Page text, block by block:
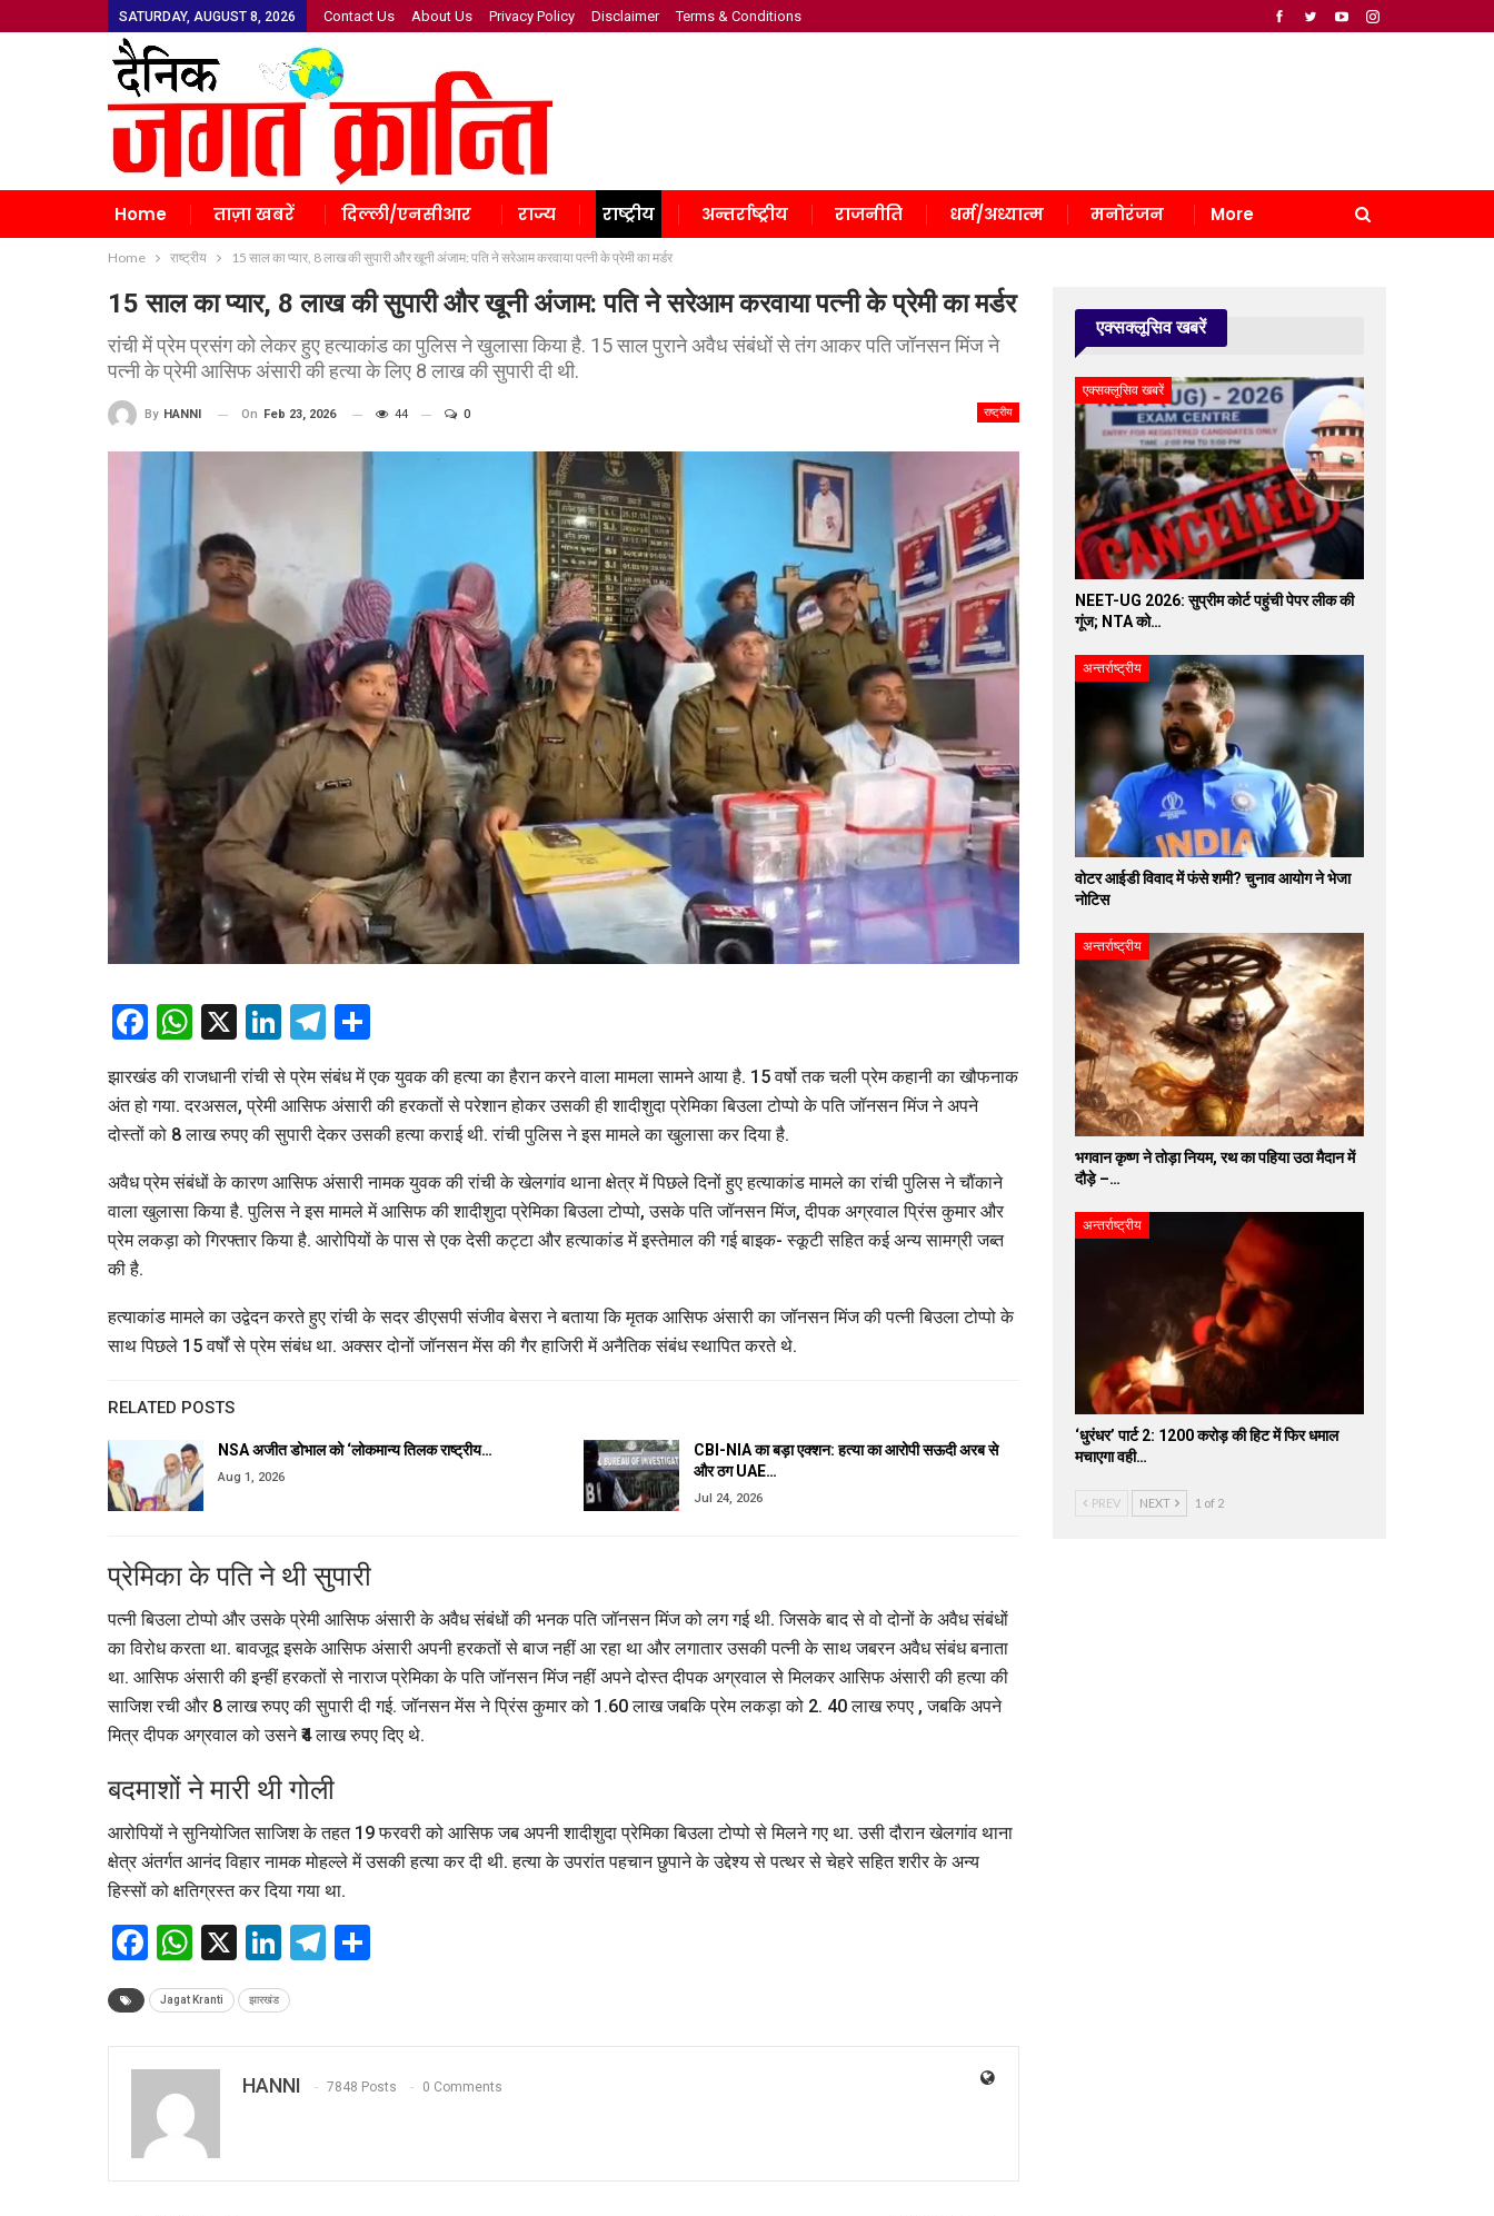
SATURDAY, AUGUST 8, 2026 Contact Us About Us Privacy Policy Disclaimer Terms & Conditions
Home ताज़ा खबरें दिल्ली/एनसीआर राज्य राष्ट्रीय अन्तर्राष्ट्रीय राजनीति धर्म/अध्यात्म मनोरंजन More
Home राष्ट्रीय 15 साल का प्यार, 8 लाख की सुपारी और खूनी अंजाम: पति ने सरेआम करवाया पत्नी के प्रेमी का मर्डर
15 साल का प्यार, 8 लाख की सुपारी और खूनी अंजाम: पति ने सरेआम करवाया पत्नी के प्रेमी का मर्डर
रांची में प्रेम प्रसंग को लेकर हुए हत्याकांड का पुलिस ने खुलासा किया है. 15 साल पुराने अवैध संबंधों से तंग आकर पति जॉनसन मिंज ने
पत्नी के प्रेमी आसिफ अंसारी की हत्या के लिए 8 लाख की सुपारी दी थी.
राष्ट्रीय
By HANNI On Feb 23, 2026 44 0
Facebook
WhatsApp
X LinkedIn
Telegram
झारखंड की राजधानी रांची से प्रेम संबंध में एक युवक की हत्या का हैरान करने वाला मामला सामने आया है. 15 वर्षो तक चली प्रेम कहानी का खौफनाक
अंत हो गया. दरअसल, प्रेमी आसिफ अंसारी की हरकतों से परेशान होकर उसकी ही शादीशुदा प्रेमिका बिउला टोप्पो के पति जॉनसन मिंज ने अपने
दोस्तों को 8 लाख रुपए की सुपारी देकर उसकी हत्या कराई थी. रांची पुलिस ने इस मामले का खुलासा कर दिया है.
अवैध प्रेम संबंधों के कारण आसिफ अंसारी नामक युवक की रांची के खेलगांव थाना क्षेत्र में पिछले दिनों हुए हत्याकांड मामले का रांची पुलिस ने चौंकाने
वाला खुलासा किया है. पुलिस ने इस मामले में आसिफ की शादीशुदा प्रेमिका बिउला टोप्पो, उसके पति जॉनसन मिंज, दीपक अग्रवाल प्रिंस कुमार और
प्रेम लकड़ा को गिरफ्तार किया है. आरोपियों के पास से एक देसी कट्टा और हत्याकांड में इस्तेमाल की गई बाइक- स्कूटी सहित कई अन्य सामग्री जब्त
की है.
हत्याकांड मामले का उद्वेदन करते हुए रांची के सदर डीएसपी संजीव बेसरा ने बताया कि मृतक आसिफ अंसारी का जॉनसन मिंज की पत्नी बिउला टोप्पो के
साथ पिछले 15 वर्षों से प्रेम संबंध था. अक्सर दोनों जॉनसन मेंस की गैर हाजिरी में अनैतिक संबंध स्थापित करते थे.
RELATED POSTS
NSA अजीत डोभाल को ‘लोकमान्य तिलक राष्ट्रीय…
Aug 1, 2026
CBI-NIA का बड़ा एक्शन: हत्या का आरोपी सऊदी अरब से
और ठग UAE…
Jul 24, 2026
प्रेमिका के पति ने थी सुपारी
पत्नी बिउला टोप्पो और उसके प्रेमी आसिफ अंसारी के अवैध संबंधों की भनक पति जॉनसन मिंज को लग गई थी. जिसके बाद से वो दोनों के अवैध संबंधों
का विरोध करता था. बावजूद इसके आसिफ अंसारी अपनी हरकतों से बाज नहीं आ रहा था और लगातार उसकी पत्नी के साथ जबरन अवैध संबंध बनाता
था. आसिफ अंसारी की इन्हीं हरकतों से नाराज प्रेमिका के पति जॉनसन मिंज नहीं अपने दोस्त दीपक अग्रवाल से मिलकर आसिफ अंसारी की हत्या की
साजिश रची और 8 लाख रुपए की सुपारी दी गई. जॉनसन मेंस ने प्रिंस कुमार को 1.60 लाख जबकि प्रेम लकड़ा को 2. 40 लाख रुपए , जबकि अपने
मित्र दीपक अग्रवाल को उसने ₹4 लाख रुपए दिए थे.
बदमाशों ने मारी थी गोली
आरोपियों ने सुनियोजित साजिश के तहत 19 फरवरी को आसिफ जब अपनी शादीशुदा प्रेमिका बिउला टोप्पो से मिलने गए था. उसी दौरान खेलगांव थाना
क्षेत्र अंतर्गत आनंद विहार नामक मोहल्ले में उसकी हत्या कर दी थी. हत्या के उपरांत पहचान छुपाने के उद्देश्य से पत्थर से चेहरे सहित शरीर के अन्य
हिस्सों को क्षतिग्रस्त कर दिया गया था.
Facebook
WhatsApp
X LinkedIn
Telegram
Jagat Kranti झारखंड
HANNI 7848 Posts 0 Comments
एक्सक्लूसिव खबरें
एक्सक्लूसिव खबरें
NEET-UG 2026: सुप्रीम कोर्ट पहुंची पेपर लीक की
गूंज; NTA को…
अन्तर्राष्ट्रीय
वोटर आईडी विवाद में फंसे शमी? चुनाव आयोग ने भेजा
नोटिस
अन्तर्राष्ट्रीय
भगवान कृष्ण ने तोड़ा नियम, रथ का पहिया उठा मैदान में
दौड़े –…
अन्तर्राष्ट्रीय
‘धुरंधर’ पार्ट 2: 1200 करोड़ की हिट में फिर धमाल
मचाएगा वही…
PREV NEXT 1 of 2